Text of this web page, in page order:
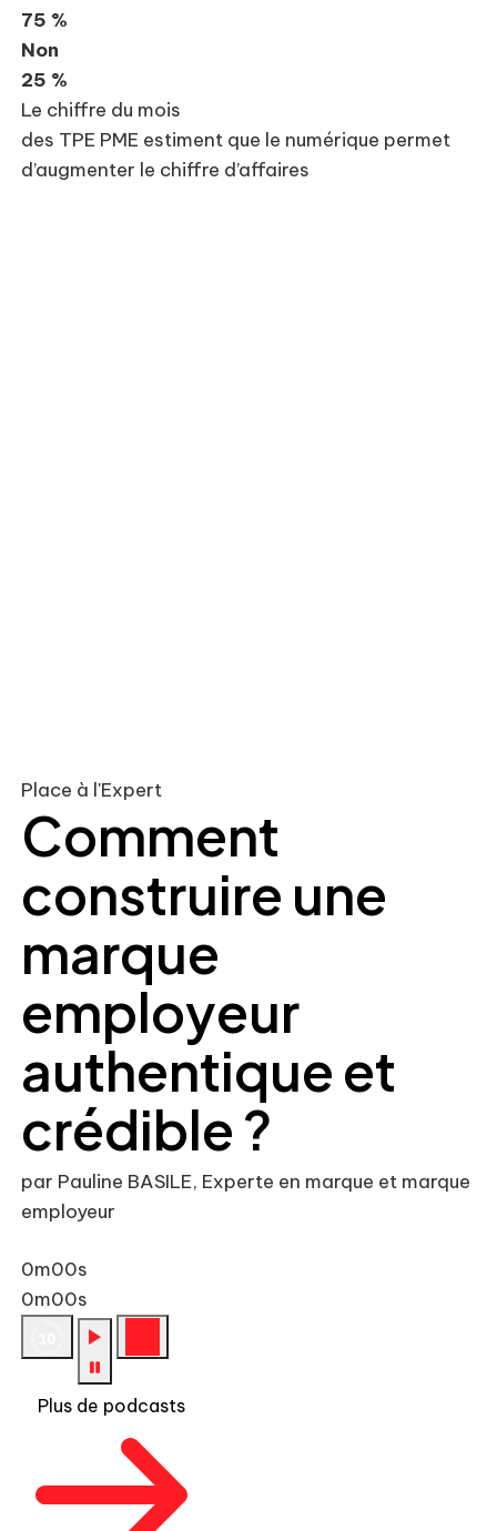
75 %
Non
25 %
Le chiffre du mois
des TPE PME estiment que le numérique permet
d’augmenter le chiffre d’affaires
Place à l'Expert
Comment
construire une
marque
employeur
authentique et
crédible ?
par Pauline BASILE, Experte en marque et marque
employeur
0m00s
0m00s
Plus de podcasts